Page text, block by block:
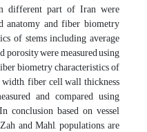
different part of Iran were
anatomy and fiber biometry
of stems including average
porosity were measured using
biometry characteristics of
fiber cell wall thickness
and compared using
conclusion based on vessel
and Mahl, populations, are